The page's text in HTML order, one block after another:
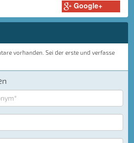
Google+
vorhanden. Sei der erste und verfasse